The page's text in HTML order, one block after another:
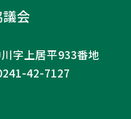
会
字上居平933番地
42-7127